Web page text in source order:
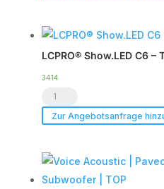
HDSP-
6DA
|
DSP
Endstufe
Case
LCPRO® Show.LED C6 –
3414
LCPRO®
Show.LED
-
Tourpack
Zur Angebotsanfrage